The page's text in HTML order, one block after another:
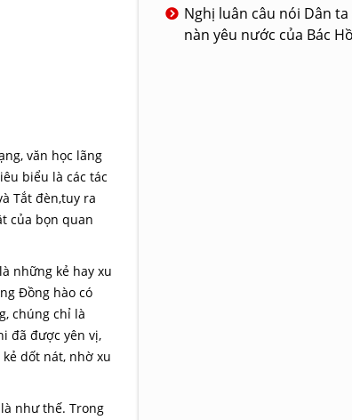
văn học lãng
biểu là các tác
Tắt đèn,tuy ra
của bọn quan
những kẻ hay xu
Đồng hào có
chúng chỉ là
đã được yên vị,
dốt nát, nhờ xu
như thế. Trong
Nghị luân câu nói Dân
nàn yêu nước của Bác Hồ